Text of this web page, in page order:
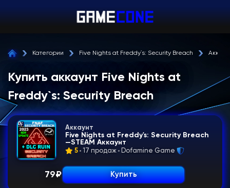
Категории Five Nights at Freddy`s: Security Breach
Купить аккаунт Five Nights at
Freddy`s: Security Breach
Аккаунт
Five Nights at Freddy's: Security Breach
—STEAM Аккаунт
5 17 продаж Dofamine Game
79₽ Купить